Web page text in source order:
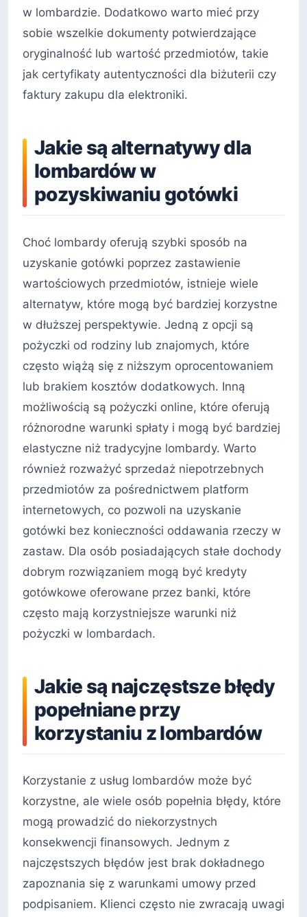
w lombardzie. Dodatkowo warto mieć przy
sobie wszelkie dokumenty potwierdzające
oryginalność lub wartość przedmiotów, takie
jak certyfikaty autentyczności dla biżuterii czy
faktury zakupu dla elektroniki.
Jakie są alternatywy dla
lombardów w
pozyskiwaniu gotówki
Choć lombardy oferują szybki sposób na
uzyskanie gotówki poprzez zastawienie
wartościowych przedmiotów, istnieje wiele
alternatyw, które mogą być bardziej korzystne
w dłuższej perspektywie. Jedną z opcji są
pożyczki od rodziny lub znajomych, które
często wiążą się z niższym oprocentowaniem
lub brakiem kosztów dodatkowych. Inną
możliwością są pożyczki online, które oferują
różnorodne warunki spłaty i mogą być bardziej
elastyczne niż tradycyjne lombardy. Warto
również rozważyć sprzedaż niepotrzebnych
przedmiotów za pośrednictwem platform
internetowych, co pozwoli na uzyskanie
gotówki bez konieczności oddawania rzeczy w
zastaw. Dla osób posiadających stałe dochody
dobrym rozwiązaniem mogą być kredyty
gotówkowe oferowane przez banki, które
często mają korzystniejsze warunki niż
pożyczki w lombardach.
Jakie są najczęstsze błędy
popełniane przy
korzystaniu z lombardów
Korzystanie z usług lombardów może być
korzystne, ale wiele osób popełnia błędy, które
mogą prowadzić do niekorzystnych
konsekwencji finansowych. Jednym z
najczęstszych błędów jest brak dokładnego
zapoznania się z warunkami umowy przed
podpisaniem. Klienci często nie zwracają uwagi